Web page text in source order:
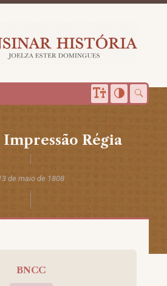
Régia
de maio de 1808
BNCC